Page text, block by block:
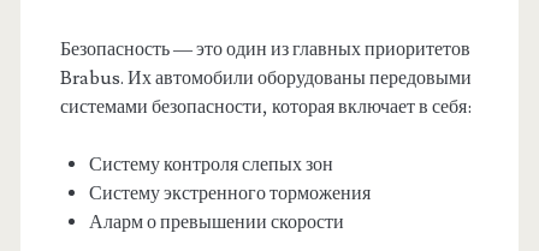
Безопасность — это один из главных приоритетов
Brabus. Их автомобили оборудованы передовыми
системами безопасности, которая включает в себя:
Систему контроля слепых зон
Систему экстренного торможения
Аларм о превышении скорости